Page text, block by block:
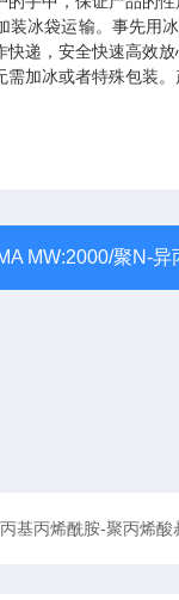
装冰袋运输。事先用
递，安全快速高效
加冰或者特殊包装
聚N-异丙基丙烯酰胺两嵌段